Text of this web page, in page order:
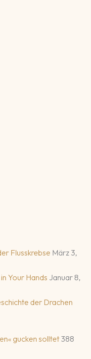
Flusskrebse März 3,
Your Hands Januar 8,
der Drachen
gucken solltet388